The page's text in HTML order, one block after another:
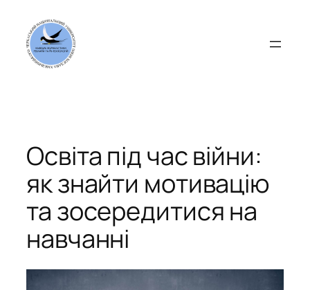
вмісту
Освіта під час війни:
як знайти мотивацію
та зосередитися на
навчанні